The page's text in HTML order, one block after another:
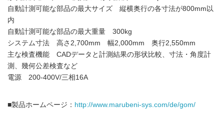
自動計測可能な部品の最大サイズ 縦横奥行の各寸法が800mm以
内
自動計測可能な部品の最大重量 300kg
システム寸法 高さ2,700mm 幅2,000mm 奥行2,550mm
主な検査機能 CADデータと計測結果の形状比較、寸法・角度計
測、幾何公差検査など
電源 200-400V/三相16A
■製品ホームページ： http://www.marubeni-sys.com/de/gom/